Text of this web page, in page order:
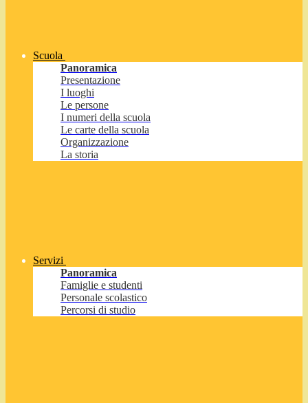
Scuola
Panoramica
Presentazione
I luoghi
Le persone
I numeri della scuola
Le carte della scuola
Organizzazione
La storia
Servizi
Panoramica
Famiglie e studenti
Personale scolastico
Percorsi di studio